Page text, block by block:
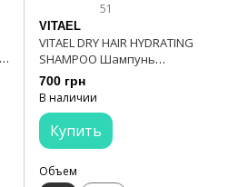
51
VITAEL
VITAEL DRY HAIR HYDRATING
SHAMPOO Шампунь
увлажняющий 300 мл
700 грн
В наличии
Купить
Объем